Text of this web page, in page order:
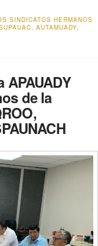
SINDICATOS HERMANOS
AUTAMUADY,
de la